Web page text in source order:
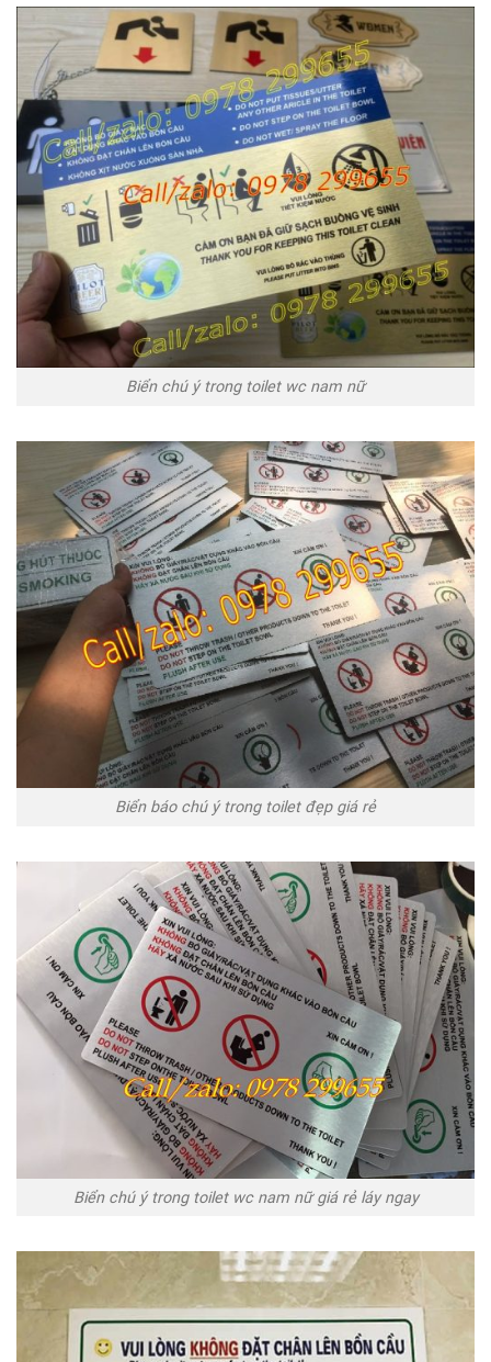
Biển chú ý trong toilet wc nam nữ
Biển báo chú ý trong toilet đẹp giá rẻ
Biển chú ý trong toilet wc nam nữ giá rẻ láy ngay